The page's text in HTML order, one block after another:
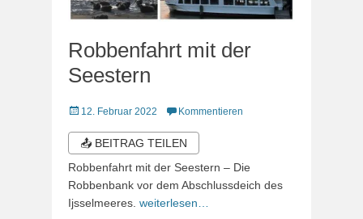
Robbenfahrt mit der
Seestern
Veröffentlicht
12. Februar 2022 Kommentieren
📤 BEITRAG TEILEN
Robbenfahrt mit der Seestern – Die
Robbenbank vor dem Abschlussdeich des
Ijsselmeeres. weiterlesen…